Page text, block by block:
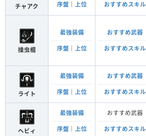
チャアク 序盤 上位 おすすめスキル
操虫棍
最強装備
序盤 上位
おすすめ武器
おすすめスキル
ライト
最強装備
序盤 上位
おすすめ武器
おすすめスキル
ヘビィ
最強装備
序盤 上位
おすすめ武器
おすすめスキル